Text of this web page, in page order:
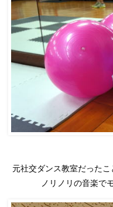
元社交ダンス教室だった
ノリノリの音楽で